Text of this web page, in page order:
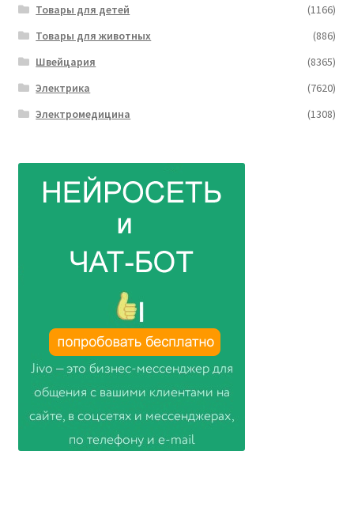
Товары для детей
(1166)
Товары для животных
(886)
Швейцария
(8365)
Электрика
(7620)
Электромедицина
(1308)